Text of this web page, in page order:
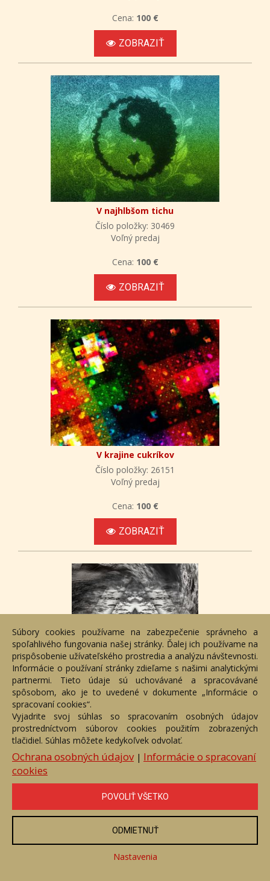
Cena: 100 €
ZOBRAZIŤ
V najhlbšom tichu
Číslo položky: 30469
Voľný predaj
Cena: 100 €
ZOBRAZIŤ
V krajine cukríkov
Číslo položky: 26151
Voľný predaj
Cena: 100 €
ZOBRAZIŤ
Uvidíme sa tam
Číslo položky: 109738
Voľný predaj
Cena:
Súbory cookies používame na zabezpečenie správneho a
spoľahlivého fungovania našej stránky. Ďalej ich používame na
prispôsobenie užívateľského prostredia a analýzu návštevnosti.
Informácie o používaní stránky zdieľame s našimi analytickými
partnermi. Tieto údaje sú uchovávané a spracovávané
spôsobom, ako je to uvedené v dokumente „Informácie o
spracovaní cookies“.
Vyjadrite svoj súhlas so spracovaním osobných údajov
prostredníctvom súborov cookies použitím zobrazených
tlačidiel. Súhlas môžete kedykoľvek odvolať.
Ochrana osobných údajov| Informácie o spracovaní
cookies
POVOLIŤ VŠETKO
ODMIETNUŤ
Nastavenia